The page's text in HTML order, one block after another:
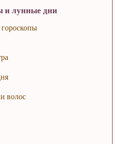
и лунные дни
волос